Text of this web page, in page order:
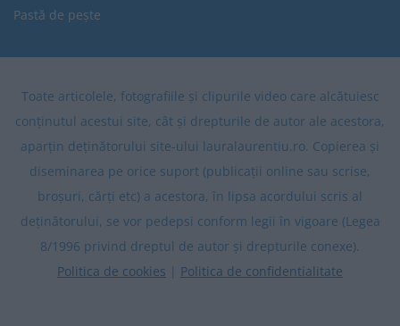
Pastă de pește
Toate articolele, fotografiile și clipurile video care alcătuiesc
conținutul acestui site, cât și drepturile de autor ale acestora,
aparțin deținătorului site-ului lauralaurentiu.ro. Copierea și
diseminarea pe orice suport (publicații online sau scrise,
broșuri, cărți etc) a acestora, în lipsa acordului scris al
deținătorului, se vor pedepsi conform legii în vigoare (Legea
8/1996 privind dreptul de autor și drepturile conexe).
Politica de cookies | Politica de confidentialitate